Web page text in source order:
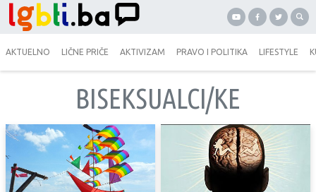
AKTUELNO LIČNE PRIČE AKTIVIZAM PRAVO I POLITIKA LIFESTYLE
BISEKSUALCI/KE